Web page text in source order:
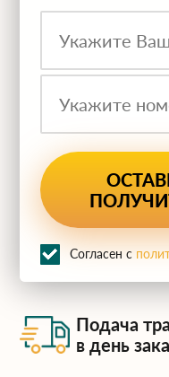
Подача
в день
Согласен с